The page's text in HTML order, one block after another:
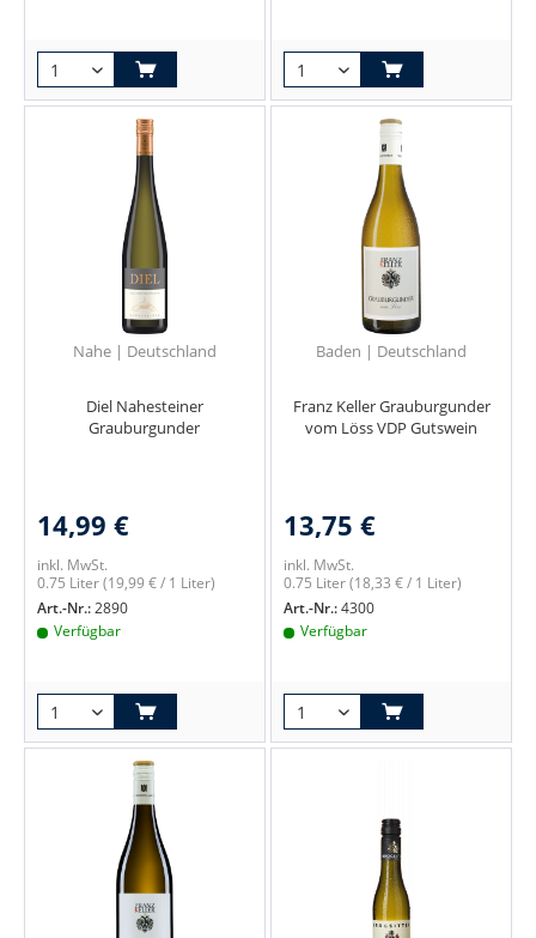
Nahe | Deutschland
Diel Nahesteiner
Grauburgunder
14,99 €
inkl. MwSt.
0.75 Liter(19,99 € / 1 Liter)
Art.-Nr.:2890
Verfügbar
Baden | Deutschland
Franz Keller Grauburgunder
vom Löss VDP Gutswein
13,75 €
inkl. MwSt.
0.75 Liter(18,33 € / 1 Liter)
Art.-Nr.:4300
Verfügbar